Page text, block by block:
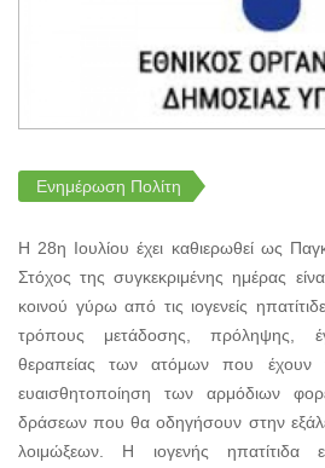
Ενημέρωση Πολίτη
Η 28η Ιουλίου έχει καθιερωθεί ως
Στόχος της συγκεκριμένης ημέρας
κοινού γύρω από τις ιογενείς
τρόπους μετάδοσης, πρόληψης,
θεραπείας των ατόμων που έχουν
ευαισθητοποίηση των αρμόδιων
δράσεων που θα οδηγήσουν στην
λοιμώξεων. Η ιογενής ηπατίτιδα